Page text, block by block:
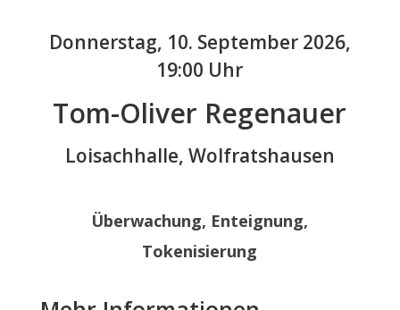
Donnerstag, 10. September 2026,
19:00 Uhr
Tom-Oliver Regenauer
Loisachhalle, Wolfratshausen
Überwachung, Enteignung,
Tokenisierung